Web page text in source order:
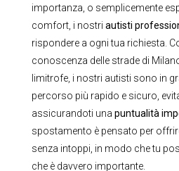
importanza, o semplicemente
comfort, i nostri autisti
rispondere a ogni tua richiesta.
conoscenza delle strade di
limitrofe, i nostri autisti sono in
percorso più rapido e sicuro,
assicurandoti una puntualità
spostamento è pensato per
senza intoppi, in modo che tu
che è davvero importante.